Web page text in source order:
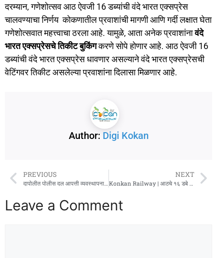
दरम्यान, गणेशोत्सव आठ ऐवजी 16 डब्यांची वंदे भारत एक्सप्रेस
चालवण्याचा निर्णय कोकणातील प्रवाशांची मागणी आणि गर्दी लक्षात घेता
गणेशोत्सवात महत्त्वाचा ठरला आहे. यामुळे, आता अनेक प्रवाशांनावंदे
भारत एक्सप्रेसचे तिकीट बुकिंगकरणे सोपे होणार आहे. आठ ऐवजी 16
डब्यांची वंदे भारत एक्सप्रेस धावणार असल्याने वंदे भारत एक्सप्रेसची
वेटिंगवर तिकीट असलेल्या प्रवाशांना दिलासा मिळणार आहे.
Author: Digi Kokan
PREVIOUS
दापोलीत पोलीस दल आपत्ती व्यवस्थापनासाठी सज्ज
NEXT
Konkan Railway | आठचे १६ डबे होऊनही मुंबई-मडगाव वंदे भारत तासाभरातच फुल्ल!
Leave a Comment